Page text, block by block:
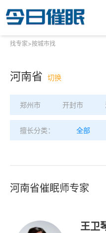
找专家>按城市找
河南省 切换
郑州市 开封市
擅长分类： 全部
河南省催眠师专家
王卫